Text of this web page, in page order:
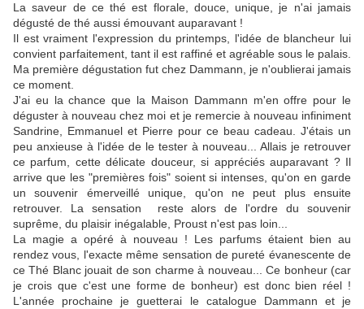
La saveur de ce thé est florale, douce, unique, je n'ai jamais
dégusté de thé aussi émouvant auparavant !
Il est vraiment l'expression du printemps, l'idée de blancheur lui
convient parfaitement, tant il est raffiné et agréable sous le palais.
Ma première dégustation fut chez Dammann, je n'oublierai jamais
ce moment.
J'ai eu la chance que la Maison Dammann m'en offre pour le
déguster à nouveau chez moi et je remercie à nouveau infiniment
Sandrine, Emmanuel et Pierre pour ce beau cadeau. J'étais un
peu anxieuse à l'idée de le tester à nouveau... Allais je retrouver
ce parfum, cette délicate douceur, si appréciés auparavant ? Il
arrive que les "premières fois" soient si intenses, qu'on en garde
un souvenir émerveillé unique, qu'on ne peut plus ensuite
retrouver. La sensation reste alors de l'ordre du souvenir
suprême, du plaisir inégalable, Proust n'est pas loin...
La magie a opéré à nouveau ! Les parfums étaient bien au
rendez vous, l'exacte même sensation de pureté évanescente de
ce Thé Blanc jouait de son charme à nouveau... Ce bonheur (car
je crois que c'est une forme de bonheur) est donc bien réel !
L'année prochaine je guetterai le catalogue Dammann et je